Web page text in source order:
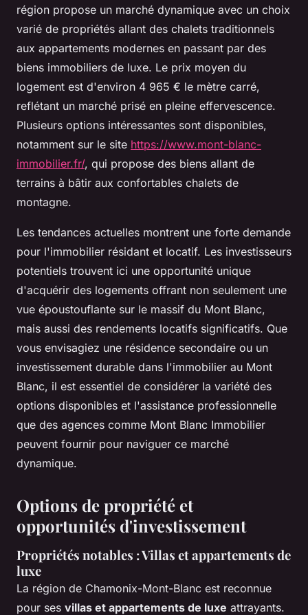
région propose un marché dynamique avec un choix
varié de propriétés allant des chalets traditionnels
aux appartements modernes en passant par des
biens immobiliers de luxe. Le prix moyen du
logement est d'environ 4 965 € le mètre carré,
reflétant un marché prisé en pleine effervescence.
Plusieurs options intéressantes sont disponibles,
notamment sur le site https://www.mont-blanc-
immobilier.fr/, qui propose des biens allant de
terrains à bâtir aux confortables chalets de
montagne.
Les tendances actuelles montrent une forte demande
pour l'immobilier résidant et locatif. Les investisseurs
potentiels trouvent ici une opportunité unique
d'acquérir des logements offrant non seulement une
vue époustouflante sur le massif du Mont Blanc,
mais aussi des rendements locatifs significatifs. Que
vous envisagiez une résidence secondaire ou un
investissement durable dans l'immobilier au Mont
Blanc, il est essentiel de considérer la variété des
options disponibles et l'assistance professionnelle
que des agences comme Mont Blanc Immobilier
peuvent fournir pour naviguer ce marché
dynamique.
Options de propriété et
opportunités d'investissement
Propriétés notables : Villas et appartements de
luxe
La région de Chamonix-Mont-Blanc est reconnue
pour ses villas et appartements de luxe attrayants.